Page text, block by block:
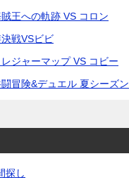
賊王への軌跡 VS コロン
決戦VSビビ
レジャーマップ VS コビー
闘冒険&デュエル 夏シーズン
探し